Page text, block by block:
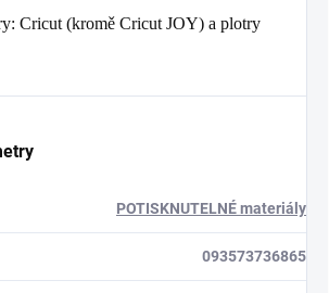
Cricut (kromě Cricut JOY) a plotry
POTISKNUTELNÉ materiály
093573736865